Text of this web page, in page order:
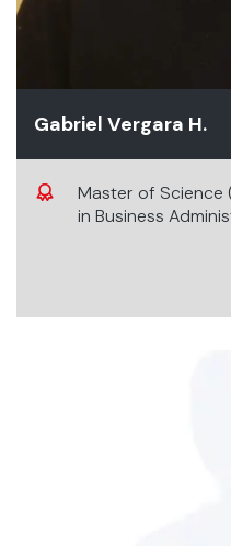
Gabriel Vergara H.
Master of Science
in Business